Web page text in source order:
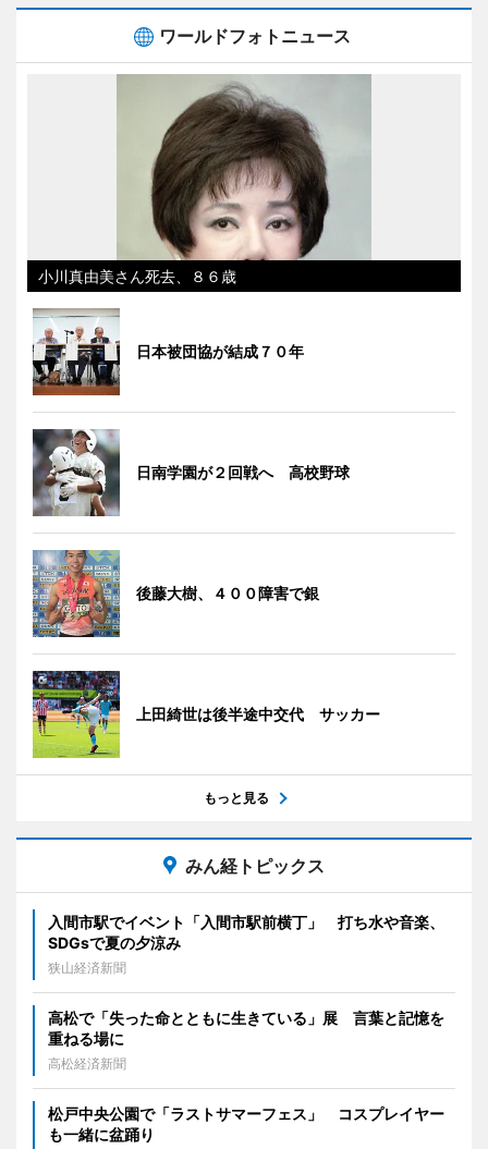
ワールドフォトニュース
小川真由美さん死去、８６歳
日本被団協が結成７０年
日南学園が２回戦へ 高校野球
後藤大樹、４００障害で銀
上田綺世は後半途中交代 サッカー
もっと見る
みん経トピックス
入間市駅でイベント「入間市駅前横丁」 打ち水や音楽、
SDGsで夏の夕涼み
狭山経済新聞
高松で「失った命とともに生きている」展 言葉と記憶を
重ねる場に
高松経済新聞
松戸中央公園で「ラストサマーフェス」 コスプレイヤー
も一緒に盆踊り